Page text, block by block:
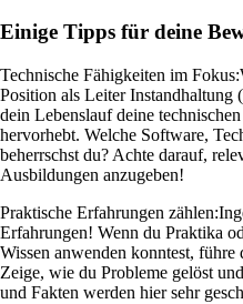
Einige Tipps für deine
Technische Fähigkeiten im Fokus:
Position als Leiter Instandhaltung
dein Lebenslauf deine
hervorhebt. Welche Software,
beherrschst du? Achte darauf,
Ausbildungen anzugeben!
Praktische Erfahrungen zählen:
Erfahrungen! Wenn du Praktika
Wissen anwenden konntest,
Zeige, wie du Probleme gelöst
und Fakten werden hier sehr